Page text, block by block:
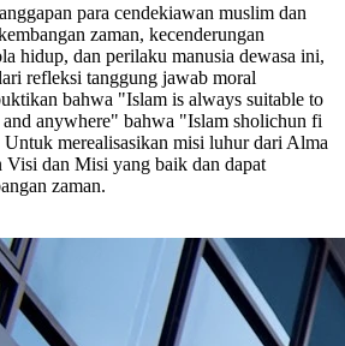
para cendekiawan muslim dan
zaman, kecenderungan
hidup, dan perilaku manusia dewasa ini,
refleksi tanggung jawab moral
bahwa "Islam is always suitable to
anywhere" bahwa "Islam sholichun fi
merealisasikan misi luhur dari Alma
Visi dan Misi yang baik dan dapat
zaman.